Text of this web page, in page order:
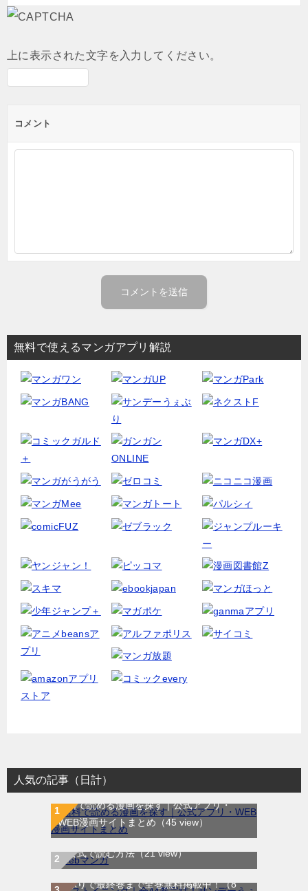
上に表示された文字を入力してください。
コメント
無料で使えるマンガアプリ解説
人気の記事（日計）
無料で読める漫画を探す｜公式アプリ・
WEB漫画サイトまとめ （45 view）
WEB漫画サイト一覧｜ブラウザで無料漫画
を公式で読む方法（21 view）
ラストイニング｜全44巻完結！サンデーう
ぇぶりで最終巻まで全巻無料掲載中！（8